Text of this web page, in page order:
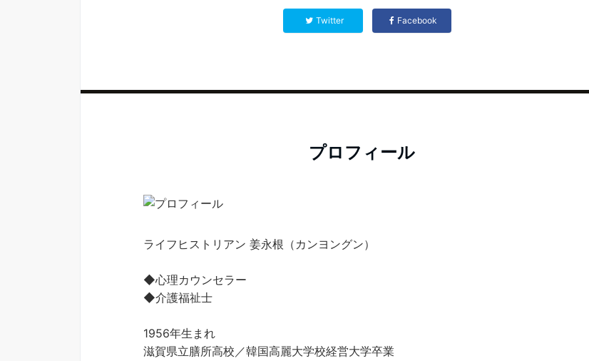
Twitter Facebook
プロフィール
ライフヒストリアン 姜永根（カンヨングン）
◆心理カウンセラー
◆介護福祉士
1956年生まれ
滋賀県立膳所高校／韓国高麗大学校経営大学卒業